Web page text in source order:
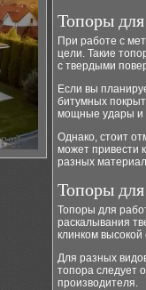
Топоры
При работе с
цели. Такие
с твердыми
Если вы
битумных
мощные удары и
Однако, стоит
может привести
разных
Топоры
Топоры для
раскалывания
клинком
Для разных
топора следует
производителя.